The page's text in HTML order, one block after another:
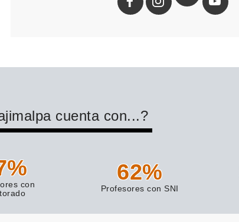
cuenta con...?
%
con
62%
Profesores con SNI